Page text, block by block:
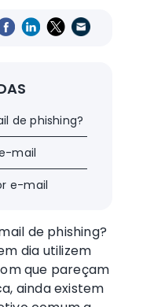
de phishing?
mail
e-mail
de phishing?
dia utilizem
que pareçam
ainda existem